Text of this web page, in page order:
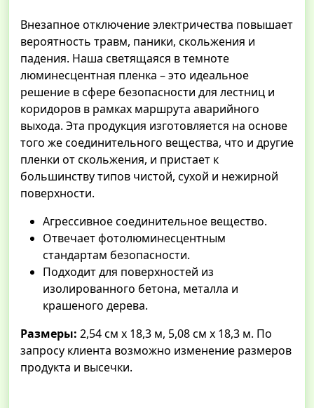
Внезапное отключение электричества повышает
вероятность травм, паники, скольжения и
падения. Наша светящаяся в темноте
люминесцентная пленка – это идеальное
решение в сфере безопасности для лестниц и
коридоров в рамках маршрута аварийного
выхода. Эта продукция изготовляется на основе
того же соединительного вещества, что и другие
пленки от скольжения, и пристает к
большинству типов чистой, сухой и нежирной
поверхности.
Агрессивное соединительное вещество.
Отвечает фотолюминесцентным
стандартам безопасности.
Подходит для поверхностей из
изолированного бетона, металла и
крашеного дерева.
Размеры: 2,54 см х 18,3 м, 5,08 см х 18,3 м. По
запросу клиента возможно изменение размеров
продукта и высечки.